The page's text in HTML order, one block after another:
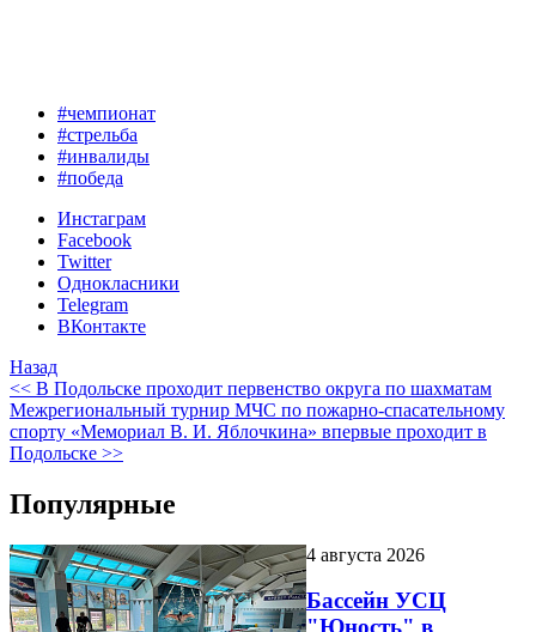
#чемпионат
#стрельба
#инвалиды
#победа
Инстаграм
Facebook
Twitter
Однокласники
Telegram
ВКонтакте
Назад
<< В Подольске проходит первенство округа по шахматам
Межрегиональный турнир МЧС по пожарно-спасательному
спорту «Мемориал В. И. Яблочкина» впервые проходит в
Подольске >>
Популярные
4 августа 2026
Бассейн УСЦ